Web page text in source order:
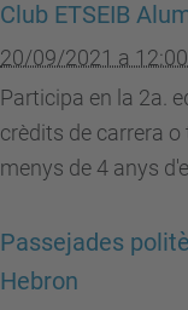
Club ETSEIB
20/09/2021 a 12:00
Participa en la 2a.
crèdits de carrera o
menys de 4 anys
Passejades
Hebron